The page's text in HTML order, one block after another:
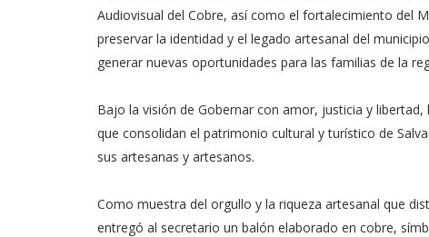
Audiovisual del Cobre, así como el fortalecimiento del
preservar la identidad y el legado artesanal del
generar nuevas oportunidades para las familias de la
Bajo la visión de Gobernar con amor, justicia y
que consolidan el patrimonio cultural y turístico de
sus artesanas y artesanos.
Como muestra del orgullo y la riqueza artesanal que
entregó al secretario un balón elaborado en cobre,